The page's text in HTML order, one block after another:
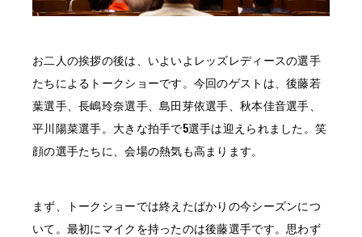
お二人の挨拶の後は、いよいよレッズレディースの選手
たちによるトークショーです。今回のゲストは、後藤若
葉選手、長嶋玲奈選手、島田芽依選手、秋本佳音選手、
平川陽菜選手。大きな拍手で5選手は迎えられました。笑
顔の選手たちに、会場の熱気も高まります。
まず、トークショーでは終えたばかりの今シーズンにつ
いて。最初にマイクを持ったのは後藤選手です。思わず